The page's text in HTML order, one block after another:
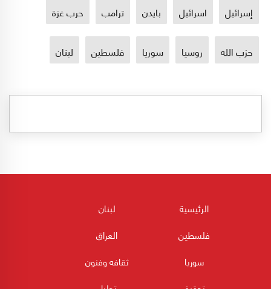
إسرائيل اسرائيل بايدن ترامب حرب غزة
حزب الله روسيا سوريا فلسطين لبنان
الرئيسية
لبنان
فلسطين
العراق
سوريا
ثقافه وفنون